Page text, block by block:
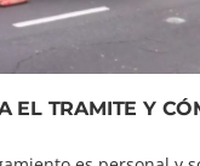
EL TRAMITE Y